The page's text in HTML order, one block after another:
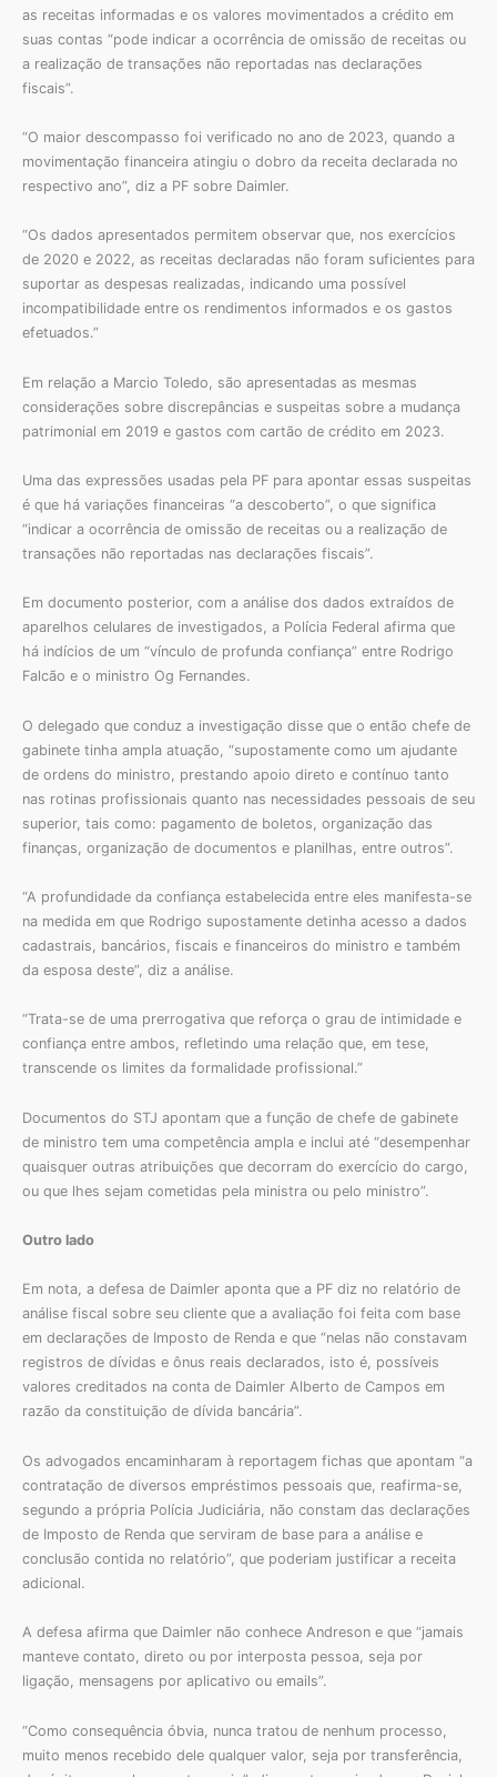
as receitas informadas e os valores movimentados a crédito em
suas contas “pode indicar a ocorrência de omissão de receitas ou
a realização de transações não reportadas nas declarações
fiscais”.
“O maior descompasso foi verificado no ano de 2023, quando a
movimentação financeira atingiu o dobro da receita declarada no
respectivo ano”, diz a PF sobre Daimler.
“Os dados apresentados permitem observar que, nos exercícios
de 2020 e 2022, as receitas declaradas não foram suficientes para
suportar as despesas realizadas, indicando uma possível
incompatibilidade entre os rendimentos informados e os gastos
efetuados.”
Em relação a Marcio Toledo, são apresentadas as mesmas
considerações sobre discrepâncias e suspeitas sobre a mudança
patrimonial em 2019 e gastos com cartão de crédito em 2023.
Uma das expressões usadas pela PF para apontar essas suspeitas
é que há variações financeiras “a descoberto”, o que significa
“indicar a ocorrência de omissão de receitas ou a realização de
transações não reportadas nas declarações fiscais”.
Em documento posterior, com a análise dos dados extraídos de
aparelhos celulares de investigados, a Polícia Federal afirma que
há indícios de um “vínculo de profunda confiança” entre Rodrigo
Falcão e o ministro Og Fernandes.
O delegado que conduz a investigação disse que o então chefe de
gabinete tinha ampla atuação, “supostamente como um ajudante
de ordens do ministro, prestando apoio direto e contínuo tanto
nas rotinas profissionais quanto nas necessidades pessoais de seu
superior, tais como: pagamento de boletos, organização das
finanças, organização de documentos e planilhas, entre outros”.
“A profundidade da confiança estabelecida entre eles manifesta-se
na medida em que Rodrigo supostamente detinha acesso a dados
cadastrais, bancários, fiscais e financeiros do ministro e também
da esposa deste”, diz a análise.
“Trata-se de uma prerrogativa que reforça o grau de intimidade e
confiança entre ambos, refletindo uma relação que, em tese,
transcende os limites da formalidade profissional.”
Documentos do STJ apontam que a função de chefe de gabinete
de ministro tem uma competência ampla e inclui até “desempenhar
quaisquer outras atribuições que decorram do exercício do cargo,
ou que lhes sejam cometidas pela ministra ou pelo ministro”.
Outro lado
Em nota, a defesa de Daimler aponta que a PF diz no relatório de
análise fiscal sobre seu cliente que a avaliação foi feita com base
em declarações de Imposto de Renda e que “nelas não constavam
registros de dívidas e ônus reais declarados, isto é, possíveis
valores creditados na conta de Daimler Alberto de Campos em
razão da constituição de dívida bancária”.
Os advogados encaminharam à reportagem fichas que apontam “a
contratação de diversos empréstimos pessoais que, reafirma-se,
segundo a própria Polícia Judiciária, não constam das declarações
de Imposto de Renda que serviram de base para a análise e
conclusão contida no relatório”, que poderiam justificar a receita
adicional.
A defesa afirma que Daimler não conhece Andreson e que “jamais
manteve contato, direto ou por interposta pessoa, seja por
ligação, mensagens por aplicativo ou emails”.
“Como consequência óbvia, nunca tratou de nenhum processo,
muito menos recebido dele qualquer valor, seja por transferência,